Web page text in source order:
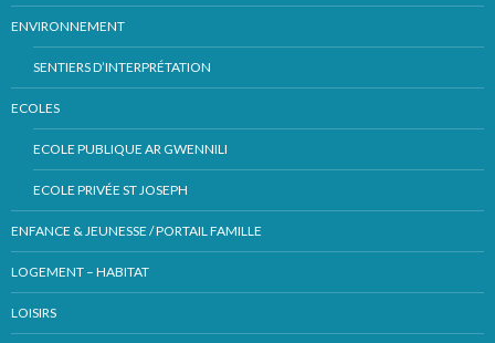
ENVIRONNEMENT
SENTIERS D’INTERPRÉTATION
ECOLES
ECOLE PUBLIQUE AR GWENNILI
ECOLE PRIVÉE ST JOSEPH
ENFANCE & JEUNESSE / PORTAIL FAMILLE
LOGEMENT – HABITAT
LOISIRS